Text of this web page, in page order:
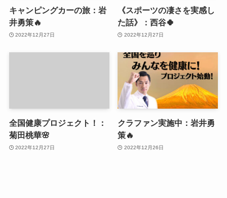
キャンピングカーの旅：岩
井勇策🔥
2022年12月27日
《スポーツの凄さを実感し
た話》：西谷🍀
2022年12月27日
全国健康プロジェクト！：
菊田桃華🌸
2022年12月27日
クラファン実施中：岩井勇
策🔥
2022年12月26日